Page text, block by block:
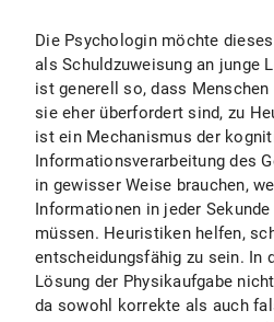
Die Psychologin möchte
als Schuldzuweisung an junge
ist generell so, dass
sie eher überfordert sind, zu
ist ein Mechanismus der
Informationsverarbeitung des
in gewisser Weise brauchen,
Informationen in jeder
müssen. Heuristiken helfen,
entscheidungsfähig zu sein. In
Lösung der Physikaufgabe
da sowohl korrekte als auch